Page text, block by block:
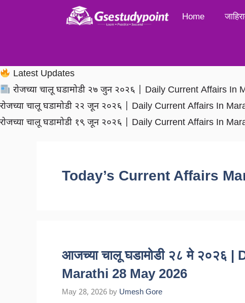
Home
Latest Updates
रोजच्या चालू घडामोडी २७ जुन २०२६ | Daily Current Affairs In
रोजच्या चालू घडामोडी २२ जून २०२६ | Daily Current Affairs In
रोजच्या चालू घडामोडी १९ जून २०२६ | Daily Current Affairs In
Today’s Current Affairs
आजच्या चालू घडामोडी २८ मे २०२६
Marathi 28 May 2026
May 28, 2026 by Umesh Gore